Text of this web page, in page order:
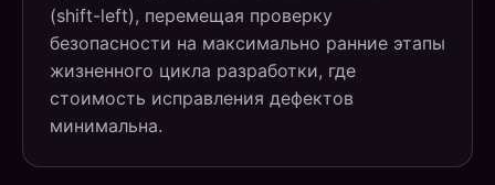
(shift-left), перемещая проверку
безопасности на максимально ранние этапы
жизненного цикла разработки, где
стоимость исправления дефектов
минимальна.